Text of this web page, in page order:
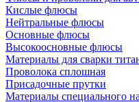
Кислые флюсы
Нейтральные флюсы
Основные флюсы
Высокоосновные флюсы
Материалы для сварки
Проволока сплошная
Присадочные прутки
Материалы специального